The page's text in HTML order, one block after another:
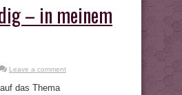
– in meinem
Leave a comment
das Thema